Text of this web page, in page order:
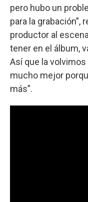
pero hubo un
para la grabación”,
productor al
tener en el álbum,
Así que la
mucho mejor
más”.